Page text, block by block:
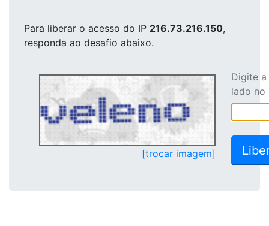
Para liberar o acesso do IP 216.73.216.150,
responda ao desafio abaixo.
[trocar imagem]
Digite
lado no